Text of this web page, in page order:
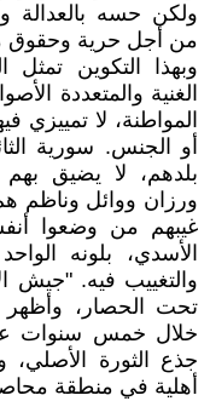
ولكن حسه
من أجل حرية وحقوق
وبهذا التكوين تمثل
الغنية والمتعددة
المواطنة، لا تمييزي
أو الجنس. سورية
بلدهم، لا يضيق بهم
ورزان ووائل وناظم
غيبهم من وضعوا
الأسدي، بلونه
والتغييب فيه. "جيش
تحت الحصار، وأظهر
خلال خمس سنوات
جذع الثورة
أهلية في منطقة